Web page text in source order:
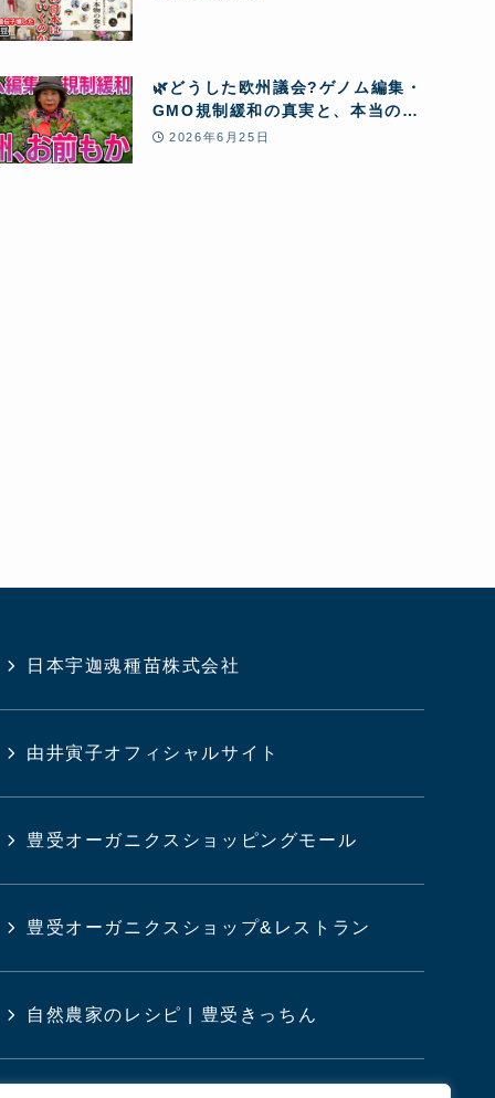
🌿どうした欧州議会?ゲノム編集・
GMO規制緩和の真実と、本当の
「食」
2026年6月25日
日本宇迦魂種苗株式会社
由井寅子オフィシャルサイト
豊受オーガニクスショッピングモール
豊受オーガニクスショップ&レストラン
自然農家のレシピ | 豊受きっちん